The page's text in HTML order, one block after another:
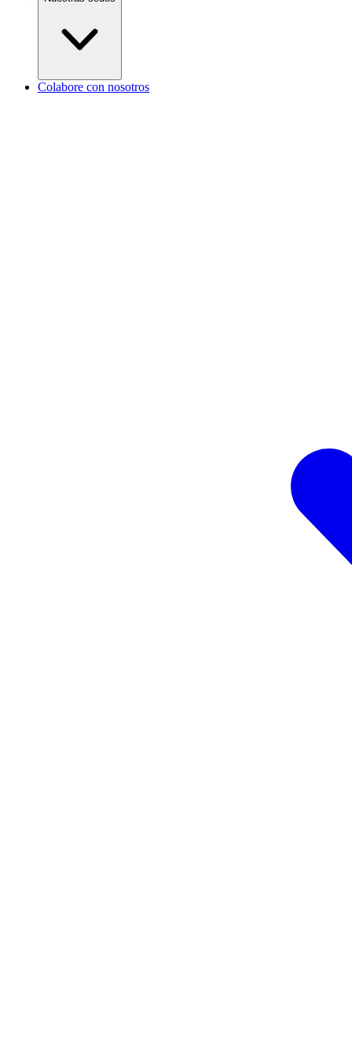
Colabore con nosotros